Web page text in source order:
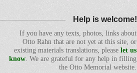
Help is welcome!
If you have any texts, photos, links about
Otto Rahn that are not yet at this site, or
existing materials translations, please let us
know. We are grateful for any help in filling
the Otto Memorial website.